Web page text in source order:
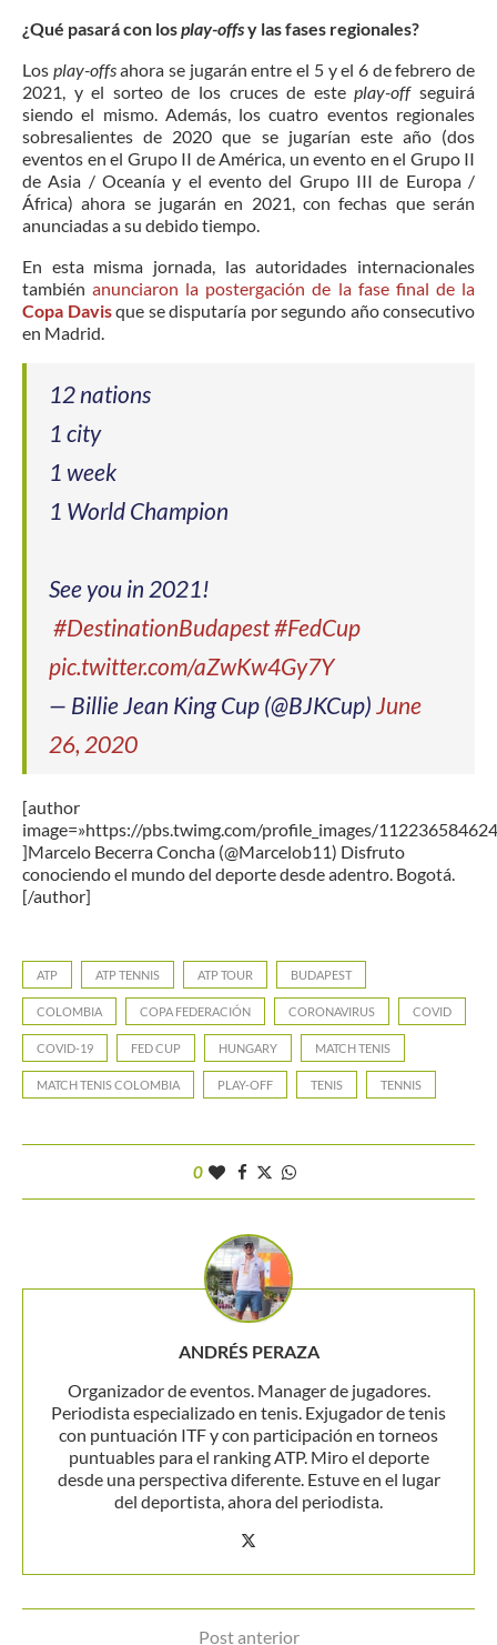
¿Qué pasará con losplay-offsy las fases regionales?
Los play-offsahora se jugarán entre el 5 y el 6 de febrero de
2021, y el sorteo de los cruces de esteplay-offseguirá
siendo el mismo. Además, los cuatro eventos regionales
sobresalientes de 2020 que se jugarían este año (dos
eventos en el Grupo II de América, un evento en el Grupo II
de Asia / Oceanía y el evento del Grupo III de Europa /
África) ahora se jugarán en 2021, con fechas que serán
anunciadas a su debido tiempo.
En esta misma jornada, las autoridades internacionales
tambiénanunciaron la postergación de la fase final de la
Copa Davisque se disputaría por segundo año consecutivo
en Madrid.
12 nations
1 city
1 week
1 World Champion
See you in 2021!
#DestinationBudapest#FedCup
pic.twitter.com/aZwKw4Gy7Y
— Billie Jean King Cup (@BJKCup) June
26, 2020
[author
image=»https://pbs.twimg.com/profile_images/
]Marcelo Becerra Concha (@Marcelob11) Disfruto
conociendo el mundo del deporte desde adentro. Bogotá.
[/author]
ATP ATP TENNIS ATP TOUR BUDAPEST
COLOMBIA COPA FEDERACIÓN CORONAVIRUS COVID
COVID-19 FED CUP HUNGARY MATCH TENIS
MATCH TENIS COLOMBIA PLAY-OFF TENIS TENNIS
0
ANDRÉS PERAZA
Organizador de eventos. Manager de jugadores.
Periodista especializado en tenis. Exjugador de tenis
con puntuación ITF y con participación en torneos
puntuables para el ranking ATP. Miro el deporte
desde una perspectiva diferente. Estuve en el lugar
del deportista, ahora del periodista.
Post anterior